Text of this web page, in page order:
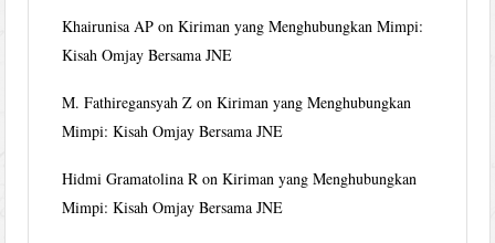
Khairunisa AP onKiriman yang Menghubungkan Mimpi:
Kisah Omjay Bersama JNE
M. Fathiregansyah Z onKiriman yang Menghubungkan
Mimpi: Kisah Omjay Bersama JNE
Hidmi Gramatolina R onKiriman yang Menghubungkan
Mimpi: Kisah Omjay Bersama JNE